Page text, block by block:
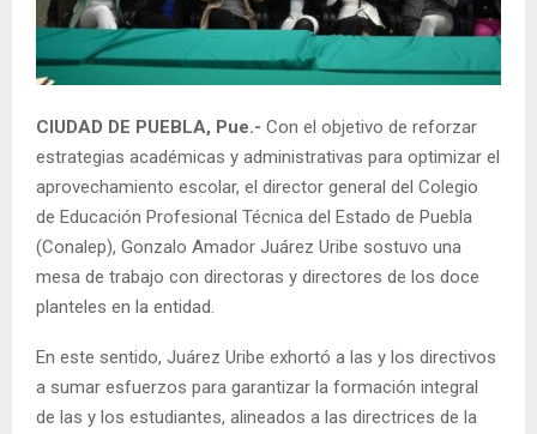
CIUDAD DE PUEBLA, Pue.- Con el objetivo de reforzar
estrategias académicas y administrativas para optimizar el
aprovechamiento escolar, el director general del Colegio
de Educación Profesional Técnica del Estado de Puebla
(Conalep), Gonzalo Amador Juárez Uribe sostuvo una
mesa de trabajo con directoras y directores de los doce
planteles en la entidad.
En este sentido, Juárez Uribe exhortó a las y los directivos
a sumar esfuerzos para garantizar la formación integral
de las y los estudiantes, alineados a las directrices de la